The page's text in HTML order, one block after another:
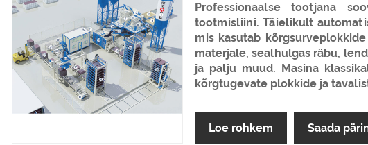
Professionaalse tootjana
tootmisliini. Täielikult
mis kasutab
materjale, sealhulgas räbu,
ja palju muud. Masina
kõrgtugevate plokkide ja
Loe rohkem Saada